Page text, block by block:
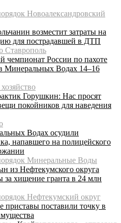
Новоалександровский
возместит затраты на
для пострадавшей в ДТП
Ставрополь
чемпионат России по пахоте
Минеральных Водах 14–16
Горушкин: Нас просят
покойников для наведения
Водах осудили
напавшего на полицейского
Минеральные Воды
из Нефтекумского округа
за хищение гранта в 24 млн
Нефтекумский округ
приставы поставили точку в